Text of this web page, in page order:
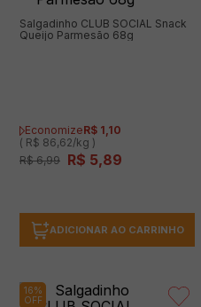
Salgadinho CLUB SOCIAL Snack
Queijo Parmesão 68g
EconomizeR$ 1,10
( R$ 86,62/kg )
R$ 6,99 R$ 5,89
ADICIONAR AO CARRINHO
16%
OFF